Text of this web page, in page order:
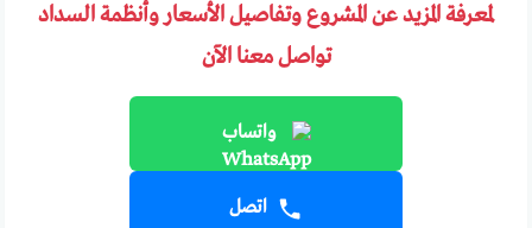
لمعرفة المزيد عن المشروع وتفاصيل الأسعار وأنظمة السداد
تواصل معنا الآن
واتساب
اتصل